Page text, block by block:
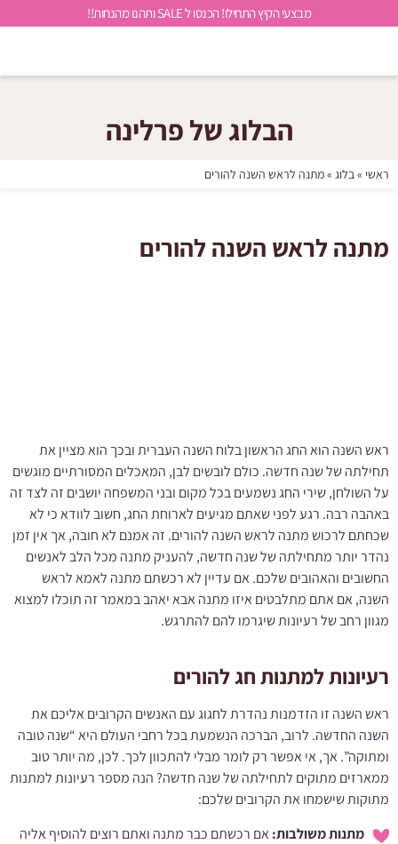
מבצעי הקיץ התחילו! הכנסו ל SALE ותהנו מהנחות!!
הבלוג של פרלינה
ראשי »בלוג »מתנה לראש השנה להורים
מתנה לראש השנה להורים
ראש השנה הוא החג הראשון בלוח השנה העברית ובכך הוא מציין את
תחילתה של שנה חדשה. כולם לובשים לבן, המאכלים המסורתיים מוגשים
על השולחן, שירי החג נשמעים בכל מקום ובני המשפחה יושבים זה לצד זה
באהבה רבה. רגע לפני שאתם מגיעים לארוחת החג, חשוב לוודא כי לא
שכחתם לרכוש מתנה לראש השנה להורים. זה אמנם לא חובה, אך אין זמן
נהדר יותר מתחילתה של שנה חדשה, להעניק מתנה מכל הלב לאנשים
החשובים והאהובים שלכם. אם עדיין לא רכשתם מתנה לאמא לראש
השנה, אם אתם מתלבטים איזו מתנה אבא יאהב במאמר זה תוכלו למצוא
מגוון רחב של רעיונות שיגרמו להם להתרגש.
רעיונות למתנות חג להורים
ראש השנה זו הזדמנות נהדרת לחגוג עם האנשים הקרובים אליכם את
השנה החדשה. לרוב, הברכה הנשמעת בכל רחבי העולם היא “שנה טובה
ומתוקה”. אך, אי אפשר רק לומר מבלי להתכוון לכך. לכן, מה יותר טוב
ממארזים מתוקים לתחילתה של שנה חדשה? הנה מספר רעיונות למתנות
מתוקות שישמחו את הקרובים שלכם:
מתנות משולבות:אם רכשתם כבר מתנה ואתם רוצים להוסיף אליה